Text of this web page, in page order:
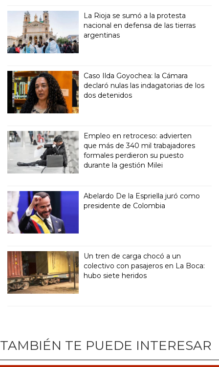
La Rioja se sumó a la protesta
nacional en defensa de las tierras
argentinas
Caso Ilda Goyochea: la Cámara
declaró nulas las indagatorias de los
dos detenidos
Empleo en retroceso: advierten
que más de 340 mil trabajadores
formales perdieron su puesto
durante la gestión Milei
Abelardo De la Espriella juró como
presidente de Colombia
Un tren de carga chocó a un
colectivo con pasajeros en La Boca:
hubo siete heridos
TAMBIÉN TE PUEDE INTERESAR